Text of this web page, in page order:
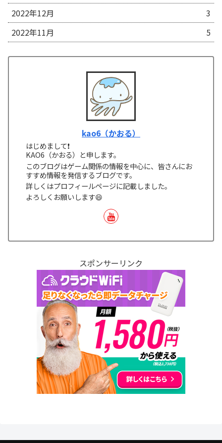
2022年12月
3
2022年11月
5
kao6（かおる）
はじめまして❗
KAO6（かおる）と申します。
このブログはゲーム関係の情報を中心に、皆さんにお
すすめ情報を発信するブログです。
詳しくはプロフィールページに記載しました。
よろしくお願いします😄
スポンサーリンク